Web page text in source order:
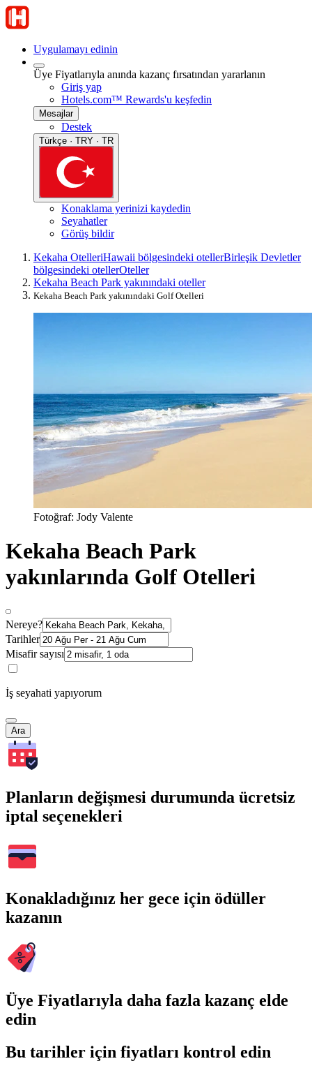
Uygulamayı edinin
Üye Fiyatlarıyla anında kazanç fırsatından yararlanın
Giriş yap
Hotels.com™ Rewards'u keşfedin
Mesajlar
Destek
Türkçe · TRY · TR
Konaklama yerinizi kaydedin
Seyahatler
Görüş bildir
Kekaha OtelleriHawaii bölgesindeki otellerBirleşik Devletler
bölgesindeki otellerOteller
Kekaha Beach Park yakınındaki oteller
Kekaha Beach Park yakınındaki Golf Otelleri
Fotoğraf: Jody Valente
Kekaha Beach Park
yakınlarında Golf Otelleri
Nereye?
Tarihler
Misafir sayısı
İş seyahati yapıyorum
Ara
Planların değişmesi durumunda ücretsiz
iptal seçenekleri
Konakladığınız her gece için ödüller
kazanın
Üye Fiyatlarıyla daha fazla kazanç elde
edin
Bu tarihler için fiyatları kontrol edin